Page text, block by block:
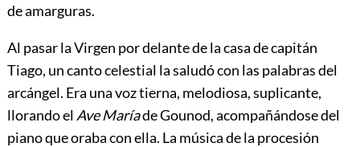
de amarguras.
Al pasar la Virgen por delante de la casa de capitán
Tiago, un canto celestial la saludó con las palabras del
arcángel. Era una voz tierna, melodiosa, suplicante,
llorando el Ave Maríade Gounod, acompañándose del
piano que oraba con ella. La música de la procesión